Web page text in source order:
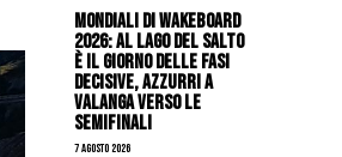
Mondiali di Wakeboard
2026: al Lago del Salto
è il giorno delle fasi
decisive, azzurri a
valanga verso le
semifinali
7 Agosto 2026